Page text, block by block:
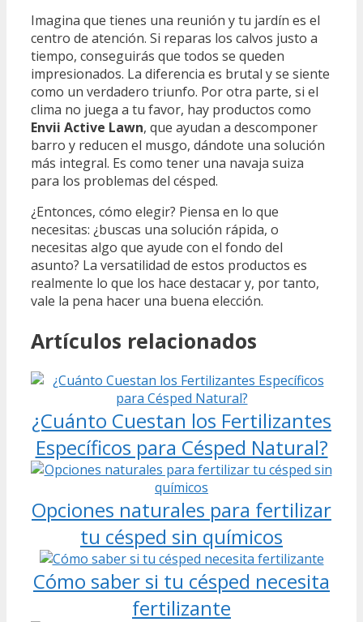
Imagina que tienes una reunión y tu jardín es el
centro de atención. Si reparas los calvos justo a
tiempo, conseguirás que todos se queden
impresionados. La diferencia es brutal y se siente
como un verdadero triunfo. Por otra parte, si el
clima no juega a tu favor, hay productos como
Envii Active Lawn, que ayudan a descomponer
barro y reducen el musgo, dándote una solución
más integral. Es como tener una navaja suiza
para los problemas del césped.
¿Entonces, cómo elegir? Piensa en lo que
necesitas: ¿buscas una solución rápida, o
necesitas algo que ayude con el fondo del
asunto? La versatilidad de estos productos es
realmente lo que los hace destacar y, por tanto,
vale la pena hacer una buena elección.
Artículos relacionados
¿Cuánto Cuestan los Fertilizantes
Específicos para Césped Natural?
Opciones naturales para fertilizar
tu césped sin químicos
Cómo saber si tu césped necesita
fertilizante